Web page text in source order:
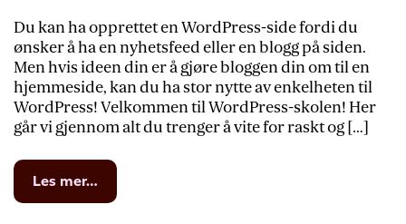
Du kan ha opprettet en WordPress-side fordi du
ønsker å ha en nyhetsfeed eller en blogg på siden.
Men hvis ideen din er å gjøre bloggen din om til en
hjemmeside, kan du ha stor nytte av enkelheten til
WordPress! Velkommen til WordPress-skolen! Her
går vi gjennom alt du trenger å vite for raskt og […]
Les mer…
WordPress-